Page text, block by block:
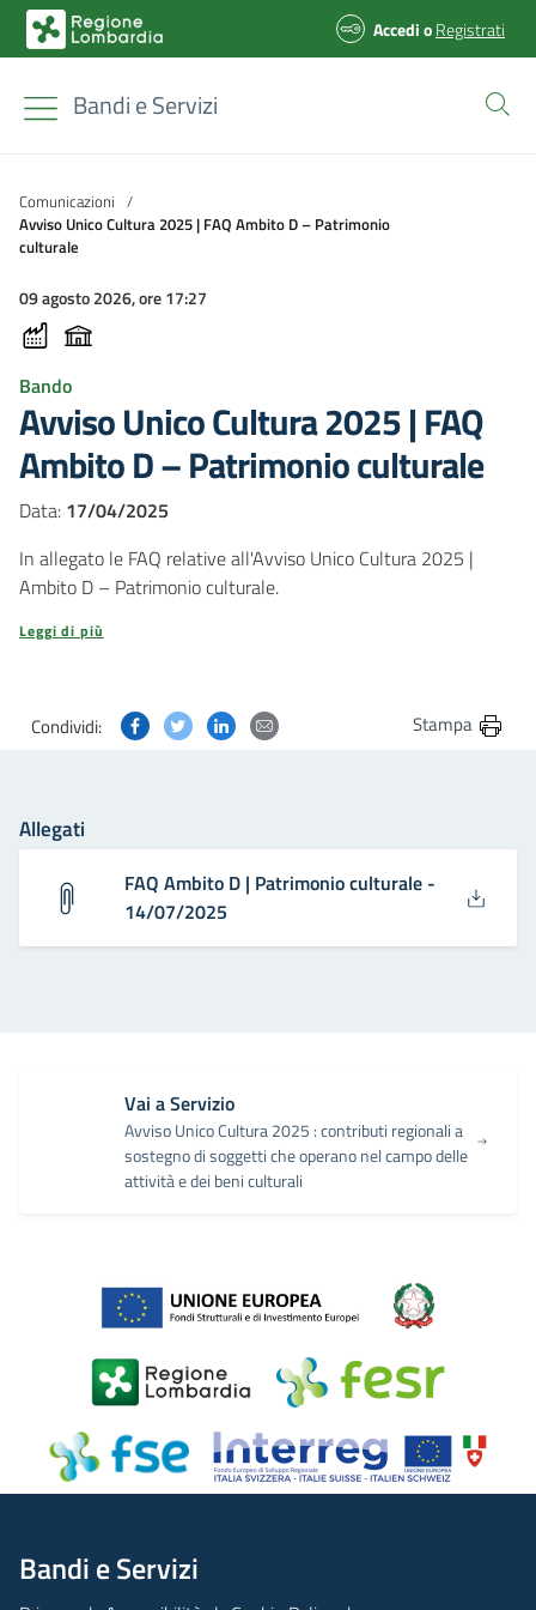
AccedioRegistrati
Bandi e Servizi
Comunicazioni /
Avviso Unico Cultura 2025 | FAQ Ambito D – Patrimonio
culturale
09 agosto 2026, ore 17:27
Bando
Avviso Unico Cultura 2025 | FAQ
Ambito D – Patrimonio culturale
Data: 17/04/2025
In allegato le FAQ relative all'Avviso Unico Cultura 2025 |
Ambito D – Patrimonio culturale.
Leggi di più
Condividi: Condividi questa pagina su Facebook
Condividi questa pagina su Twitter
Condividi questa pagina su Linkedin
Condividi questa pagina via
Stampa
Allegati
FAQ Ambito D | Patrimonio culturale -
14/07/2025
Vai a Servizio
Avviso Unico Cultura 2025 : contributi regionali a
sostegno di soggetti che operano nel campo delle
attività e dei beni culturali
Bandi e Servizi